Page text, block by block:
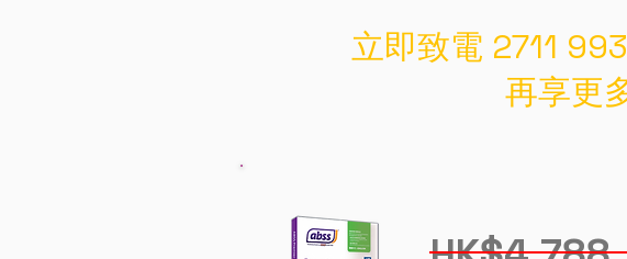
立即致電 2711
再享更